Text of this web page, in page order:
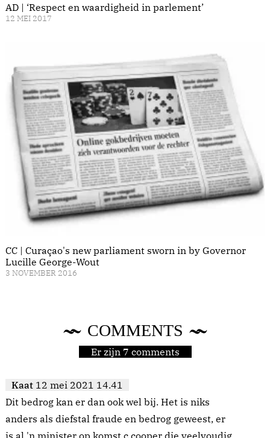
AD | ‘Respect en waardigheid in parlement’
12 MEI 2017
CC | Curaçao's new parliament sworn in by Governor
Lucille George-Wout
3 NOVEMBER 2016
COMMENTS
Er zijn 7 comments
Kaat 12 mei 2021 14.41
Dit bedrog kan er dan ook wel bij. Het is niks
anders als diefstal fraude en bedrog geweest, er